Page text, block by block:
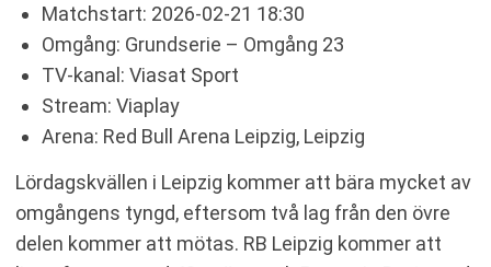
Matchstart: 2026-02-21 18:30
Omgång: Grundserie – Omgång 23
TV-kanal: Viasat Sport
Stream: Viaplay
Arena: Red Bull Arena Leipzig, Leipzig
Lördagskvällen i Leipzig kommer att bära mycket av
omgångens tyngd, eftersom två lag från den övre
delen kommer att mötas. RB Leipzig kommer att